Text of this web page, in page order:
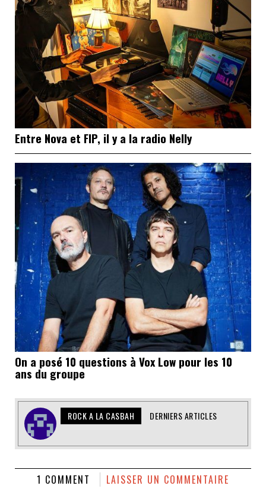
Entre Nova et FIP, il y a la radio Nelly
On a posé 10 questions à Vox Low pour les 10
ans du groupe
ROCK A LA CASBAH DERNIERS ARTICLES
1 COMMENT LAISSER UN COMMENTAIRE